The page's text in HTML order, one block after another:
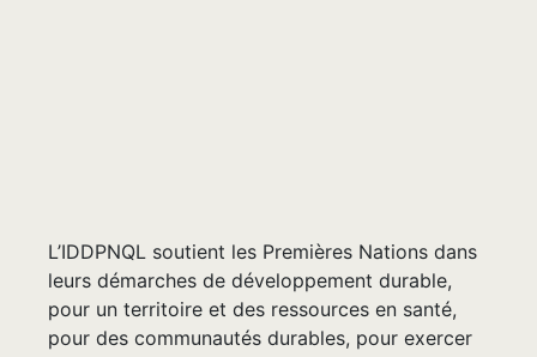
L’IDDPNQL soutient les Premières Nations dans
leurs démarches de développement durable,
pour un territoire et des ressources en santé,
pour des communautés durables, pour exercer